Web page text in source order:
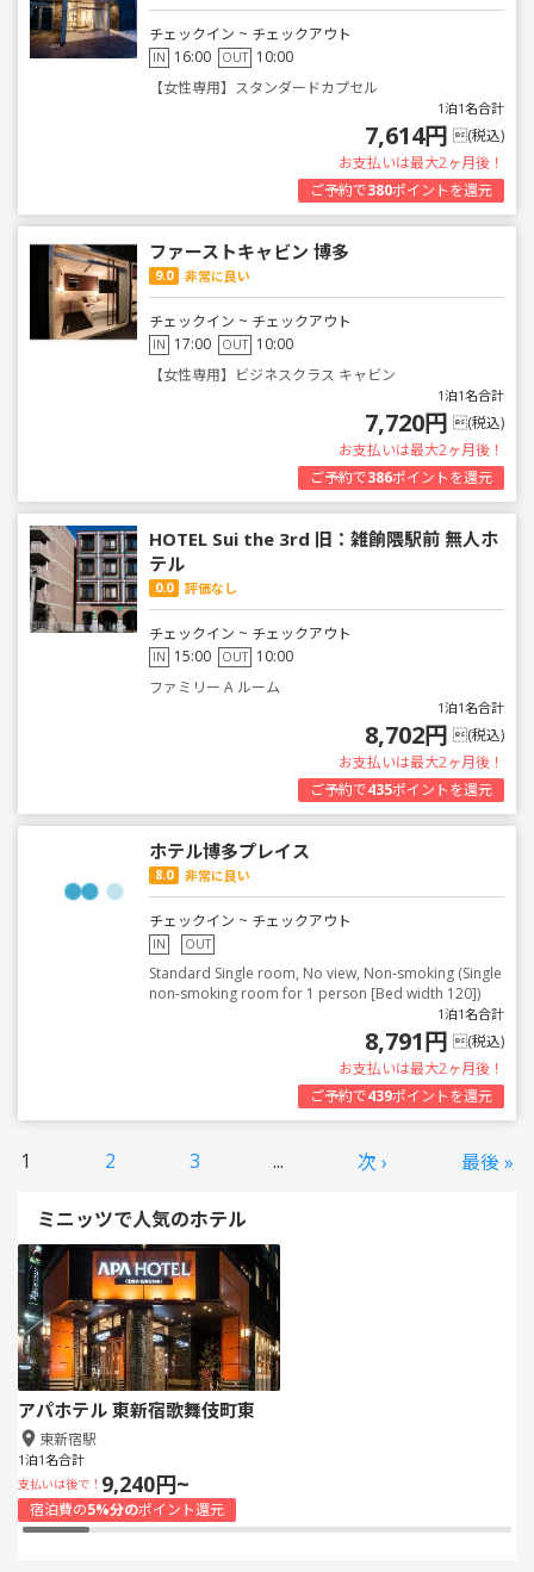
チェックイン ~ チェックアウト
IN 16:00 OUT 10:00
【女性専用】スタンダードカプセル
1泊1名合計
7,614円 (税込)
お支払いは最大2ヶ月後！
ご予約で380ポイントを還元
ファーストキャビン 博多
9.0 非常に良い
チェックイン ~ チェックアウト
IN 17:00 OUT 10:00
【女性専用】ビジネスクラス キャビン
1泊1名合計
7,720円 (税込)
お支払いは最大2ヶ月後！
ご予約で386ポイントを還元
HOTEL Sui the 3rd 旧：雑餉隈駅前 無人ホ
テル
0.0 評価なし
チェックイン ~ チェックアウト
IN 15:00 OUT 10:00
ファミリー A ルーム
1泊1名合計
8,702円 (税込)
お支払いは最大2ヶ月後！
ご予約で435ポイントを還元
ホテル博多プレイス
8.0 非常に良い
チェックイン ~ チェックアウト
IN OUT
Standard Single room, No view, Non-smoking (Single
non-smoking room for 1 person [Bed width 120])
1泊1名合計
8,791円 (税込)
お支払いは最大2ヶ月後！
ご予約で439ポイントを還元
1 2 3 ... 次 › 最後 »
ミニッツで人気のホテル
アパホテル 東新宿歌舞伎町東
東新宿駅
1泊1名合計
支払いは後で！ 9,240円~
宿泊費の5%分のポイント還元